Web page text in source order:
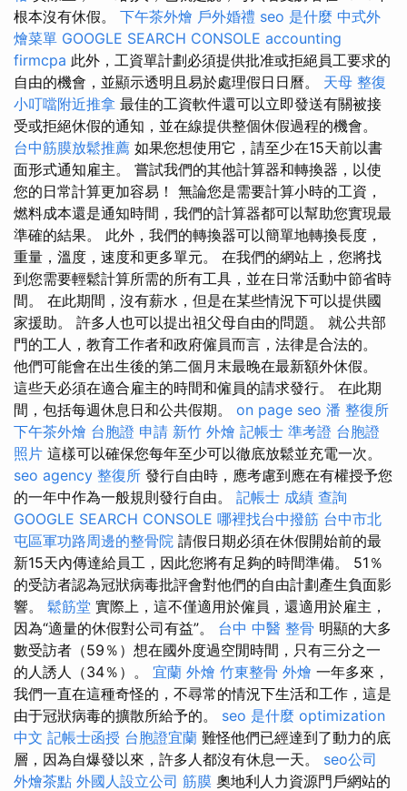
根本沒有休假。 下午茶外燴 戶外婚禮 seo 是什麼 中式外
燴菜單 GOOGLE SEARCH CONSOLE accounting
firmcpa 此外，工資單計劃必須提供批准或拒絕員工要求的
自由的機會，並顯示透明且易於處理假日日曆。 天母 整復
小叮噹附近推拿 最佳的工資軟件還可以立即發送有關被接
受或拒絕休假的通知，並在線提供整個休假過程的機會。
台中筋膜放鬆推薦 如果您想使用它，請至少在15天前以書
面形式通知雇主。 嘗試我們的其他計算器和轉換器，以使
您的日常計算更加容易！ 無論您是需要計算小時的工資，
燃料成本還是通知時間，我們的計算器都可以幫助您實現最
準確的結果。 此外，我們的轉換器可以簡單地轉換長度，
重量，溫度，速度和更多單元。 在我們的網站上，您將找
到您需要輕鬆計算所需的所有工具，並在日常活動中節省時
間。 在此期間，沒有薪水，但是在某些情況下可以提供國
家援助。 許多人也可以提出祖父母自由的問題。 就公共部
門的工人，教育工作者和政府僱員而言，法律是合法的。
他們可能會在出生後的第二個月末最晚在最新額外休假。
這些天必須在適合雇主的時間和僱員的請求發行。 在此期
間，包括每週休息日和公共假期。 on page seo 潘 整復所
下午茶外燴 台胞證 申請 新竹 外燴 記帳士 準考證 台胞證
照片 這樣可以確保您每年至少可以徹底放鬆並充電一次。
seo agency 整復所 發行自由時，應考慮到應在有權授予您
的一年中作為一般規則發行自由。 記帳士 成績 查詢
GOOGLE SEARCH CONSOLE 哪裡找台中撥筋 台中市北
屯區軍功路周邊的整骨院 請假日期必須在休假開始前的最
新15天內傳達給員工，因此您將有足夠的時間準備。 51％
的受訪者認為冠狀病毒批評會對他們的自由計劃產生負面影
響。 鬆筋堂 實際上，這不僅適用於僱員，還適用於雇主，
因為“適量的休假對公司有益”。 台中 中醫 整骨 明顯的大多
數受訪者（59％）想在國外度過空閒時間，只有三分之一
的人誘人（34％）。 宜蘭 外燴 竹東整骨 外燴 一年多來，
我們一直在這種奇怪的，不尋常的情況下生活和工作，這是
由于冠狀病毒的擴散所給予的。 seo 是什麼 optimization
中文 記帳士函授 台胞證宜蘭 難怪他們已經達到了動力的底
層，因為自爆發以來，許多人都沒有休息一天。 seo公司
外燴茶點 外國人設立公司 筋膜 奧地利人力資源門戶網站的